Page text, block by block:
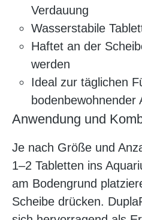
Verdauung
Wasserstabile
Haftet an der
werden
Ideal zur täglichen
bodenbewohnender
Anwendung und
Je nach Größe und
1–2 Tabletten ins
am Bodengrund
Scheibe drücken.